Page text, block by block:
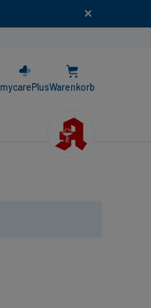
mycarePlusWarenkorb